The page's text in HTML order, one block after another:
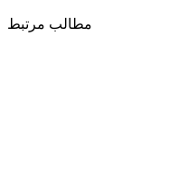
مطالب مرتبط